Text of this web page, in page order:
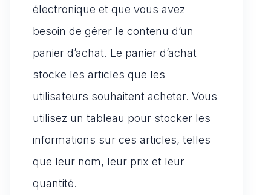
électronique et que vous avez
besoin de gérer le contenu d’un
panier d’achat. Le panier d’achat
stocke les articles que les
utilisateurs souhaitent acheter. Vous
utilisez un tableau pour stocker les
informations sur ces articles, telles
que leur nom, leur prix et leur
quantité.